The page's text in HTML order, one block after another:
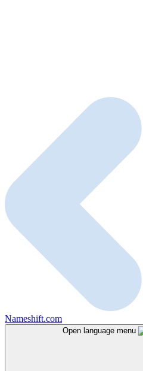
Nameshift.com
Open language menu